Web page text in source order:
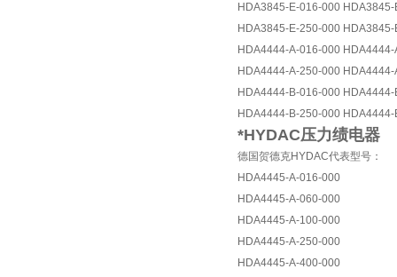
HDA3845-E-016-000
HDA3845-E-250-000
HDA4444-A-016-000
HDA4444-A-250-000
HDA4444-B-016-000
HDA4444-B-250-000
*HYDAC压力绩电器
德国贺德克HYDAC代表型号：
HDA4445-A-016-000
HDA4445-A-060-000
HDA4445-A-100-000
HDA4445-A-250-000
HDA4445-A-400-000